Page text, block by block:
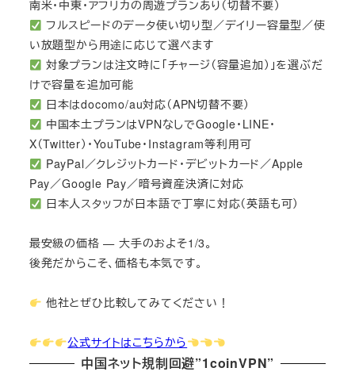
南米・中東・アフリカの周遊プランあり（切替不要）
フルスピードのデータ使い切り型／デイリー容量型／使
い放題型から用途に応じて選べます
対象プランは注文時に「チャージ（容量追加）」を選ぶだ
けで容量を追加可能
日本はdocomo/au対応（APN切替不要）
中国本土プランはVPNなしでGoogle・LINE・
X（Twitter）・YouTube・Instagram等利用可
PayPal／クレジットカード・デビットカード／Apple
Pay／Google Pay／暗号資産決済に対応
日本人スタッフが日本語で丁寧に対応（英語も可）
最安級の価格 — 大手のおよそ1/3。
後発だからこそ、価格も本気です。
他社とぜひ比較してみてください！
公式サイトはこちらから
中国ネット規制回避”1coinVPN”